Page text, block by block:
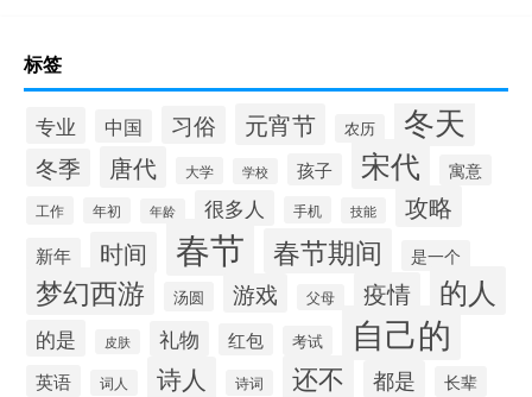
标签
专业 中国 习俗 元宵节 农历 冬天
冬季 唐代 大学 学校 孩子 宋代 寓意
工作 年初 年龄 很多人 手机 技能 攻略
新年 时间 春节 春节期间 是一个
梦幻西游 汤圆 游戏 父母 疫情 的人
的是 皮肤 礼物 红包 考试 自己的
英语 词人 诗人 诗词 还不 都是 长辈